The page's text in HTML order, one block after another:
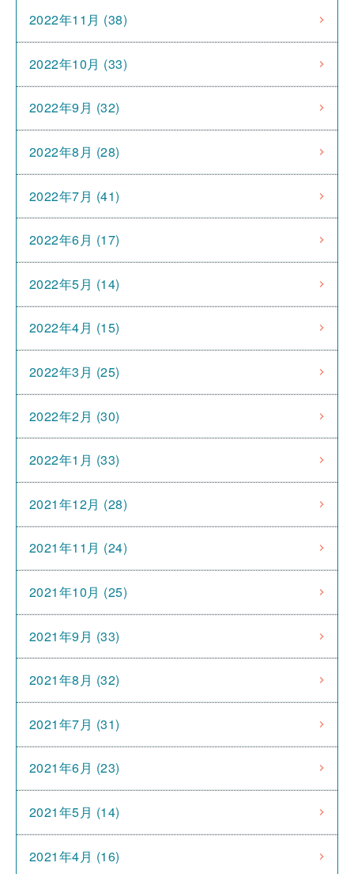
2022年11月 (38)
2022年10月 (33)
2022年9月 (32)
2022年8月 (28)
2022年7月 (41)
2022年6月 (17)
2022年5月 (14)
2022年4月 (15)
2022年3月 (25)
2022年2月 (30)
2022年1月 (33)
2021年12月 (28)
2021年11月 (24)
2021年10月 (25)
2021年9月 (33)
2021年8月 (32)
2021年7月 (31)
2021年6月 (23)
2021年5月 (14)
2021年4月 (16)